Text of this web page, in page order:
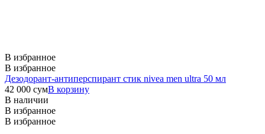
В избранное
В избранное
Дезодорант-антиперспирант стик nivea men ultra 50 мл
42 000 сумВ корзину
В наличии
В избранное
В избранное